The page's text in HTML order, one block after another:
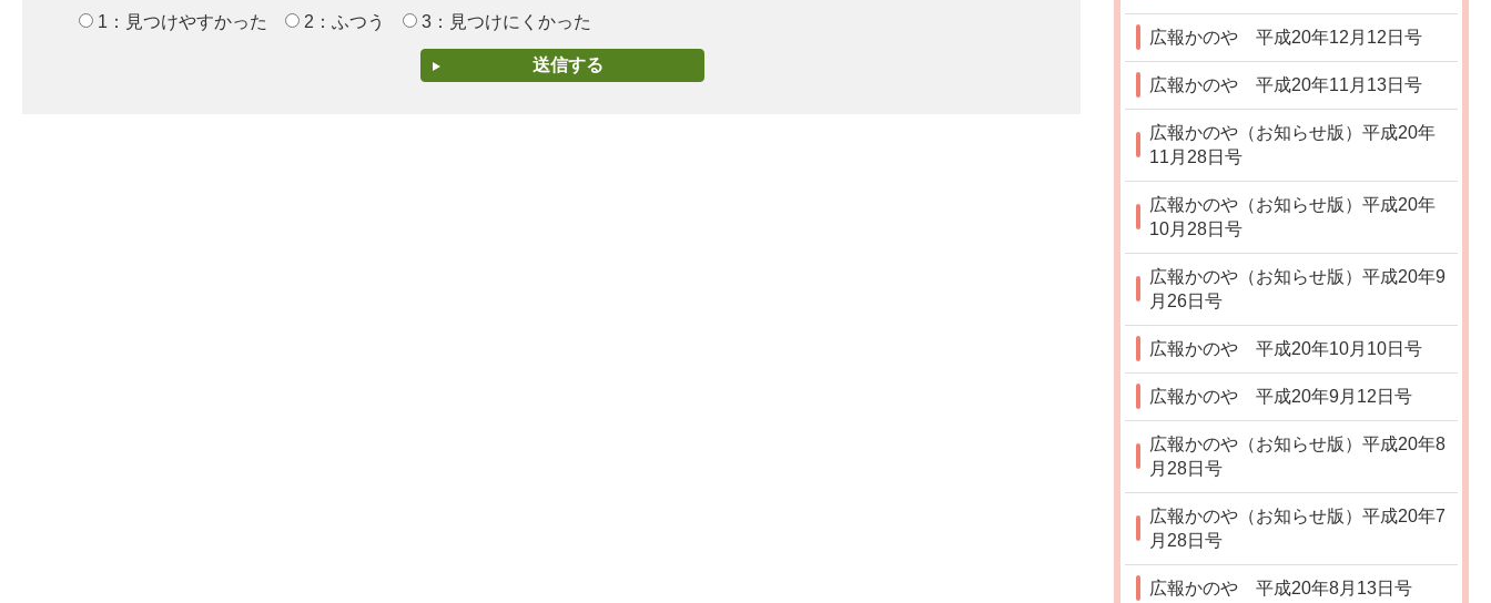
1：見つけやすかった
2：ふつう 3：見つけにくかった
広報かのや 平成20年12月12日号
広報かのや 平成20年11月13日号
広報かのや（お知らせ版）平成20年
11月28日号
広報かのや（お知らせ版）平成20年
10月28日号
広報かのや（お知らせ版）平成20年9
月26日号
広報かのや 平成20年10月10日号
広報かのや 平成20年9月12日号
広報かのや（お知らせ版）平成20年8
月28日号
広報かのや（お知らせ版）平成20年7
月28日号
広報かのや 平成20年8月13日号